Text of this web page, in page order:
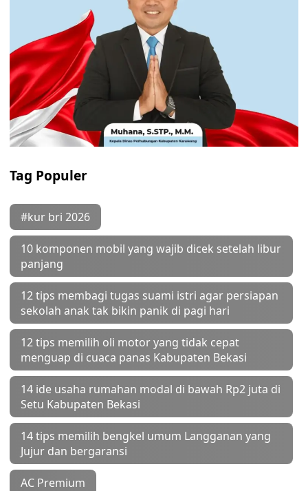
Tag Populer
#kur bri 2026
10 komponen mobil yang wajib dicek setelah libur
panjang
12 tips membagi tugas suami istri agar persiapan
sekolah anak tak bikin panik di pagi hari
12 tips memilih oli motor yang tidak cepat
menguap di cuaca panas Kabupaten Bekasi
14 ide usaha rumahan modal di bawah Rp2 juta di
Setu Kabupaten Bekasi
14 tips memilih bengkel umum Langganan yang
Jujur dan bergaransi
AC Premium